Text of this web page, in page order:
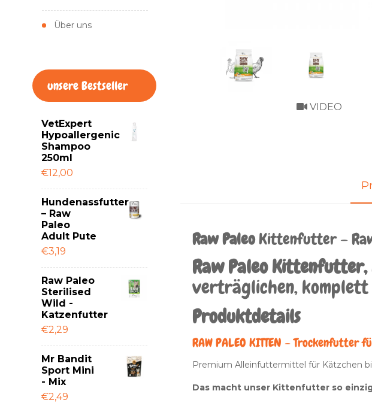
Über uns
unsere Bestseller
VetExpert
Hypoallergenic
Shampoo
250ml
€12,00
Hundenassfutter
– Raw
Paleo
Adult Pute
€3,19
Raw Paleo
Sterilised
Wild -
Katzenfutter
€2,29
Mr Bandit
Sport Mini
- Mix
€2,49
VIDEO
Raw PaleoKittenfutter –
Raw Paleo
verträglichen, komplett
Produktdetails
RAW PALEO KITTEN – Trockenfutter
Premium Alleinfuttermittel für Kätzchen
Das macht unser Kittenfutter so